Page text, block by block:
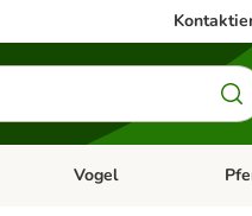
& Zubehör
öffnen: Kleintier
Kategorie-Menü öffnen:
Vogel